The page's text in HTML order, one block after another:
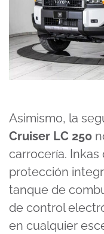
Asimismo, la
Cruiser LC 250
carrocería.
protección
tanque de
de control
en cualquier